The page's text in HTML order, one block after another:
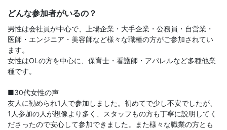
どんな参加者がいるの？
男性は会社員が中心で、上場企業・大手企業・公務員・自営業・
医師・エンジニア・美容師など様々な職種の方がご参加されてい
ます。
女性はOLの方を中心に、保育士・看護師・アパレルなど多種他業
種です。
■30代女性の声
友人に勧められ1人で参加しました。初めてで少し不安でしたが、
1人参加の人が想像より多く、スタッフもの方も丁寧に説明してく
ださったので安心して参加できました。また様々な職業の方とも